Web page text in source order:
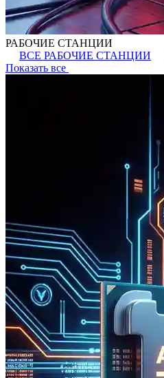
РАБОЧИЕ СТАНЦИИ
ВСЕ РАБОЧИЕ СТАНЦИИ
Показать все